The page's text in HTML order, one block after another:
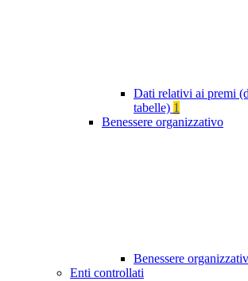
Dati relativi ai premi
tabelle) 1
Benessere organizzativo
Benessere
Enti controllati